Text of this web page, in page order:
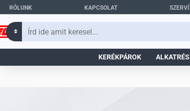
RÓLUNK KAPCSOLAT
Írd
KERÉKPÁROK